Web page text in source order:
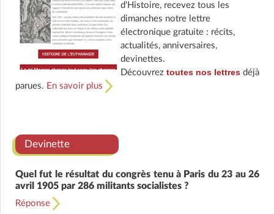
d'Histoire, recevez tous les
dimanches notre lettre
électronique gratuite : récits,
actualités, anniversaires,
devinettes.
Découvrez toutes nos lettresdéjà
parues. En savoir plus
Devinette
Quel fut le résultat du congrès tenu à Paris du 23 au 26
avril 1905 par 286 militants socialistes ?
Réponse